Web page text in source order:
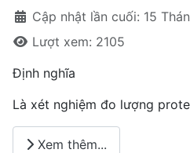
Cập nhật lần cuối: 15
Lượt xem: 2105
Định nghĩa
Là xét nghiệm đo lượng
Xem thêm...